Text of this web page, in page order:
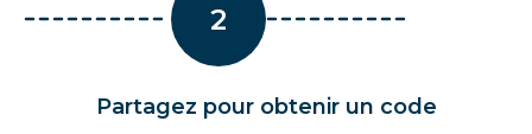
2
Partagez pour obtenir un code